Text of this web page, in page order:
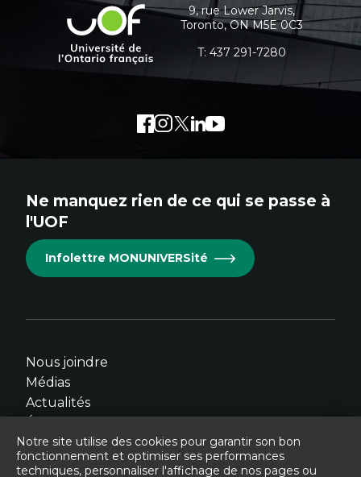
informations
supplémentaires
Université
l'Ontario
9, rue Lower Jarvis,
Toronto, ON M5E 0C3
T: 437 291-7280
Facebook
Lien
Cet
s'ouvrira
dans
fenêtre.
Instagram
Lien
Cet
s'ouvrira
dans
fenêtre.
Twitter
Lien
Cet
s'ouvrira
dans
fenêtre.
LinkedIn
Lien
Cet
s'ouvrira
dans
fenêtre.
Youtube
Lien
Cet
s'ouvrira
dans
fenêtre.
Ne manquez rien de ce qui se passe à
l'UOF
Infolettre MONUNIVERSité
Nous joindre
Médias
Actualités
Notre site utilise des cookies pour garantir son bon
fonctionnement et optimiser ses performances
techniques, personnaliser l'affichage de nos pages ou